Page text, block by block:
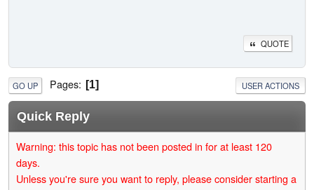
QUOTE
GO UP Pages 1 USER ACTIONS
Quick Reply
Warning: this topic has not been posted in for at least 120
days.
Unless you're sure you want to reply, please consider starting a